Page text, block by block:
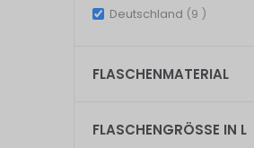
Deutschland 9 items
FLASCHENMATERIAL
FLASCHENGRÖSSE IN L